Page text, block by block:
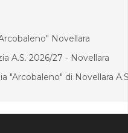
Novellara
A.S. 2026/27 - Novellara
"Arcobaleno" di Novellara